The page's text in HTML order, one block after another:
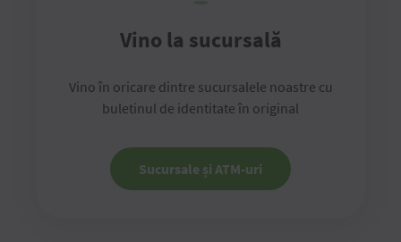
Vino la sucursală
Vino în oricare dintre sucursalele noastre cu
buletinul de identitate în original
Sucursale și ATM-uri